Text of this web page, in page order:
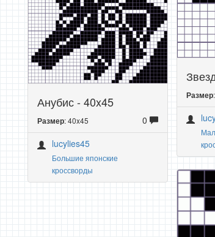
Анубис - 40x45
Размер: 40x45
0
lucylies45
Большие японские
кроссворды
Размер